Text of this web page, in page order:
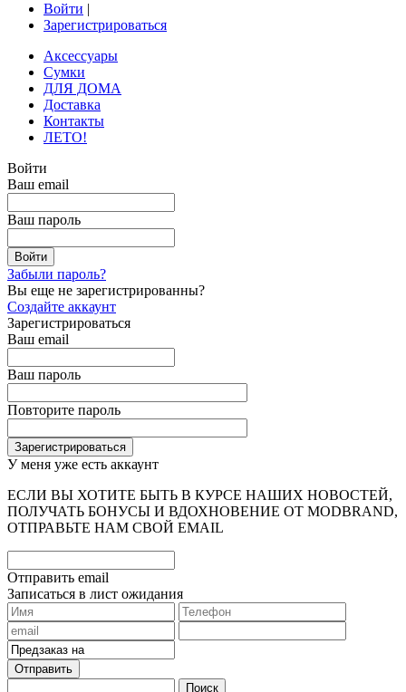
Войти |
Зарегистрироваться
Аксессуары
Сумки
ДЛЯ ДОМА
Доставка
Контакты
ЛЕТО!
Войти
Ваш email
Ваш пароль
Забыли пароль?
Вы еще не зарегистрированны?
Создайте аккаунт
Зарегистрироваться
Ваш email
Ваш пароль
Повторите пароль
У меня уже есть аккаунт
ЕСЛИ ВЫ ХОТИТЕ БЫТЬ В КУРСЕ НАШИХ НОВОСТЕЙ,
ПОЛУЧАТЬ БОНУСЫ И ВДОХНОВЕНИЕ ОТ MODBRAND,
ОТПРАВЬТЕ НАМ СВОЙ EMAIL
Отправить email
Записаться в лист ожидания
Отправить
Поиск